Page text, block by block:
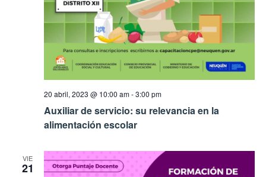
20 abril, 2023 @ 10:00 am-3:00 pm
Auxiliar de servicio: su relevancia en la
alimentación escolar
VIE
21